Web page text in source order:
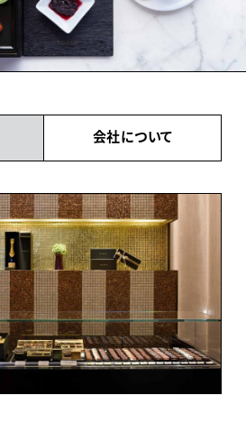
会社について